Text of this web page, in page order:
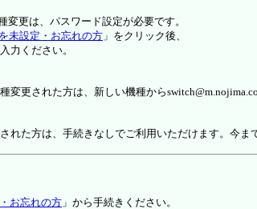
更は、パスワード設定が必要です。
未設定・お忘れの方 」をクリック後、
力ください。
更された方は、新しい機種から
た方は、手続きなしでご利用いただけます。今ま
お忘れの方 」から手続きください。